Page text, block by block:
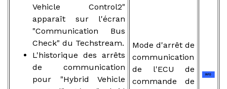
Vehicle Control2"
apparaît sur l'écran
"Communication Bus
Check" du Techstream.
L'historique des arrêts
de communication
pour "Hybrid Vehicle
Mode d'arrêt de
communication
de l'ECU de
commande de